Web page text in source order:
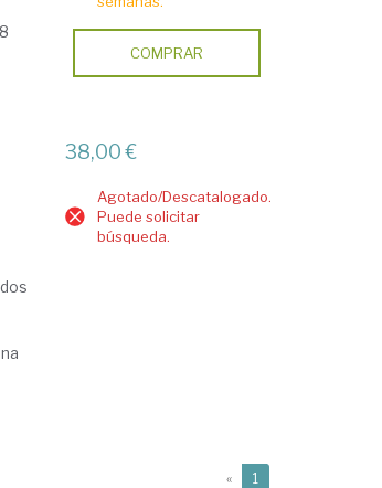
COMPRAR
38,00 €
Agotado/Descatalogado.
Puede solicitar
búsqueda.
« 1